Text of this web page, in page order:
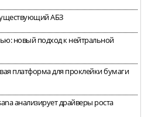
АБЗ
новый подход к нейтральной
платформа для проклейки бумаги
анализирует драйверы роста